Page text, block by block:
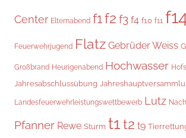
Center Elternabend f1f2 f3 f4 f10 f11
Feuerwehrjugend Flatz Gebrüder Weiss
Großbrand Heurigenabend Hochwasser
Jahresabschlussübung
Landesfeuerwehrleistungswettbewerb Lutz
Pfanner Rewe Sturm t1t2 t9